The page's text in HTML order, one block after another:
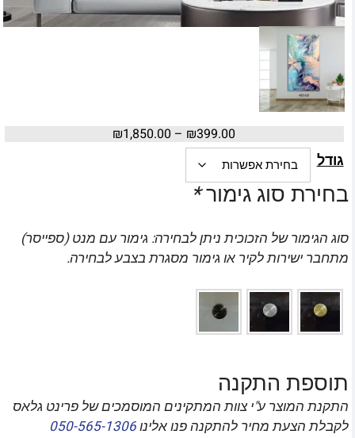
₪399.00
–
₪1,850.00
גודל
בחירת סוג גימור*
סוג הגימור של הזכוכית ניתן לבחירה: גימור עם מנט (ספייסר)
מתחבר ישירות לקיר או גימור מסגרת בצבע לבחירה.
תוספת התקנה
התקנת המוצר ע"י צוות המתקינים המוסמכים של פרינט גלאס
לקבלת הצעת מחיר להתקנה פנו אלינו050-565-1306